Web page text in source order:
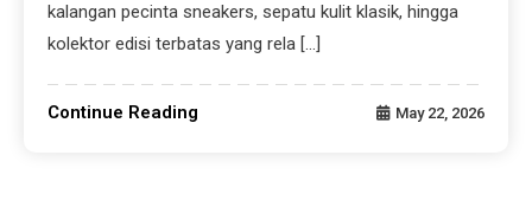
kalangan pecinta sneakers, sepatu kulit klasik, hingga
kolektor edisi terbatas yang rela […]
Continue Reading May 22, 2026